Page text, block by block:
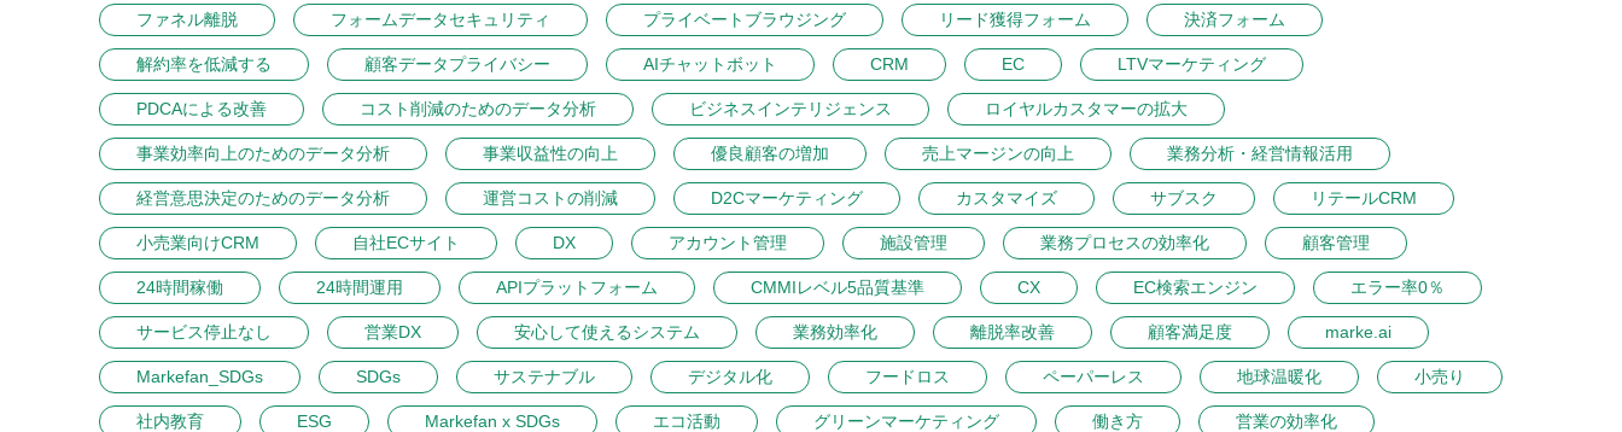
ファネル離脱 フォームデータセキュリティ プライベートブラウジング リード獲得フォーム 決済フォーム
解約率を低減する 顧客データプライバシー AIチャットボット CRM EC LTVマーケティング
PDCAによる改善 コスト削減のためのデータ分析 ビジネスインテリジェンス ロイヤルカスタマーの拡大
事業効率向上のためのデータ分析 事業収益性の向上 優良顧客の増加 売上マージンの向上 業務分析・経営情報活用
経営意思決定のためのデータ分析 運営コストの削減 D2Cマーケティング カスタマイズ サブスク リテールCRM
小売業向けCRM 自社ECサイト DX アカウント管理 施設管理 業務プロセスの効率化 顧客管理
24時間稼働 24時間運用 APIプラットフォーム CMMIレベル5品質基準 CX EC検索エンジン エラー率0％
サービス停止なし 営業DX 安心して使えるシステム 業務効率化 離脱率改善 顧客満足度 marke.ai
Markefan_SDGs SDGs サステナブル デジタル化 フードロス ペーパーレス 地球温暖化 小売り
社内教育 ESG Markefan x SDGs エコ活動 グリーンマーケティング 働き方 営業の効率化